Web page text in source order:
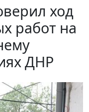
ход
работ на
ДНР